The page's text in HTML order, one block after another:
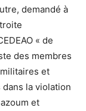
demandé à
« de
des membres
et
la violation
et